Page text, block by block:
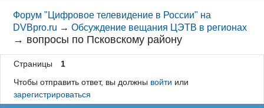
Поиск
Регистрация
Вход
Форум "Цифровое телевидение в России" на
DVBpro.ru →Обсуждение вещания ЦЭТВ в регионах
→ вопросы по Псковскому району
Страницы
1
Чтобы отправить ответ, вы должны войти или
зарегистрироваться